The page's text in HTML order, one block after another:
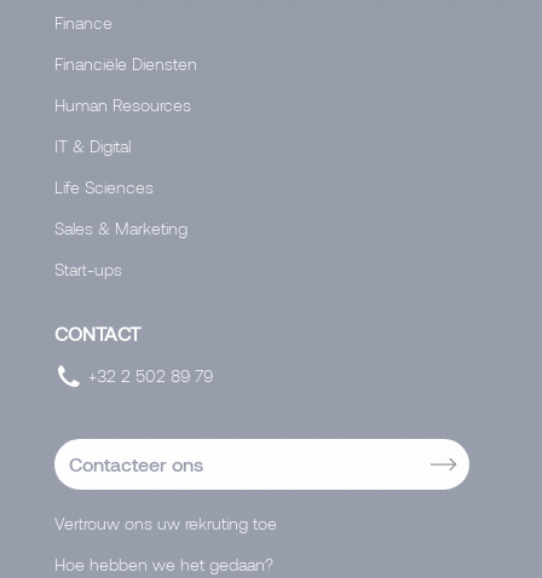
Finance
Financiële Diensten
Human Resources
IT & Digital
Life Sciences
Sales & Marketing
Start-ups
CONTACT
+32 2 502 89 79
Contacteer ons
Vertrouw ons uw rekruting toe
Hoe hebben we het gedaan?